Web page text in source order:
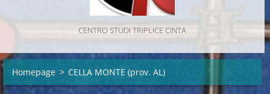
CENTRO STUDI TRIPLICE CINTA
Homepage > CELLA MONTE (prov. AL)